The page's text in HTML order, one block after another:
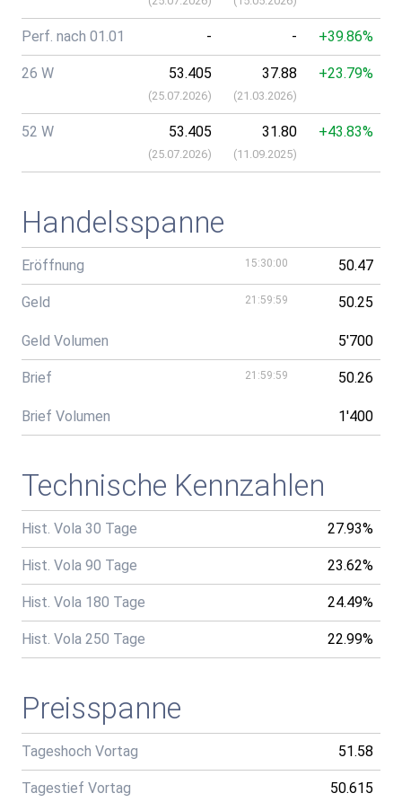
Perf. nach 01.01 - - +39.86%
26 W 53.405
(25.07.2026)
37.88
(21.03.2026)
+23.79%
52 W 53.405
(25.07.2026)
31.80
(11.09.2025)
+43.83%
Handelsspanne
Eröffnung 15:30:00 50.47
Geld 21:59:59 50.25
Geld Volumen 5'700
Brief 21:59:59 50.26
Brief Volumen 1'400
Technische Kennzahlen
Hist. Vola 30 Tage 27.93%
Hist. Vola 90 Tage 23.62%
Hist. Vola 180 Tage 24.49%
Hist. Vola 250 Tage 22.99%
Preisspanne
Tageshoch Vortag 51.58
Tagestief Vortag 50.615